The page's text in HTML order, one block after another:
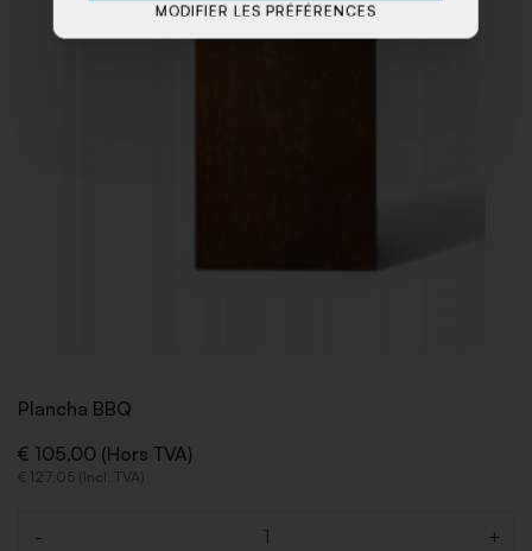
Plancha BBQ
€ 105,00 (Hors TVA)
€ 127,05 (Incl. TVA)
- +
MODIFIER LES PRÉFÉRENCES